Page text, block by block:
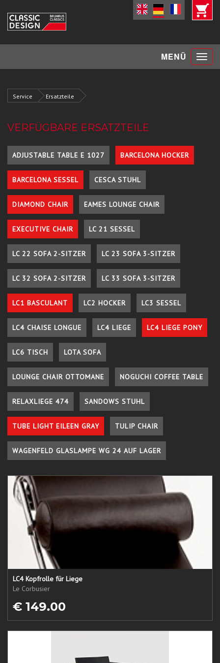
MENÜ Toggle
Service Ersatzteile
VERFÜGBARE ERSATZTEILE
ADJUSTABLE TABLE E 1027 BARCELONA HOCKER
BARCELONA SESSEL CESCA STUHL
DIAMOND CHAIR EAMES LOUNGE CHAIR
EXECUTIVE CHAIR LC 21 SESSEL
LC 22 SOFA 2-SITZER LC 23 SOFA 3-SITZER
LC 32 SOFA 2-SITZER LC 33 SOFA 3-SITZER
LC1 BASCULANT LC2 HOCKER LC3 SESSEL
LC4 CHAISE LONGUE LC4 LIEGE LC4 LIEGE PONY
LC6 TISCH LOTA SOFA
LOUNGE CHAIR OTTOMANE NOGUCHI COFFEE TABLE
RELAXLIEGE 474 SANDOWS STUHL
TUBE LIGHT EILEEN GRAY TULIP CHAIR
WAGENFELD GLASLAMPE WG 24 AUF LAGER
LC4 Kopfrolle für Liege
Le Corbusier
€ 149.00